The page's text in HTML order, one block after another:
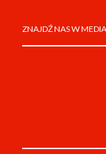
ZNAJDŹ NAS W